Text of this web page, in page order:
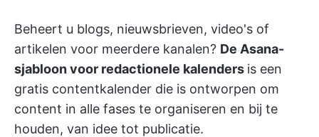
Beheert u blogs, nieuwsbrieven, video's of
artikelen voor meerdere kanalen? De Asana-
sjabloon voor redactionele kalenders is een
gratis contentkalender die is ontworpen om
content in alle fases te organiseren en bij te
houden, van idee tot publicatie.